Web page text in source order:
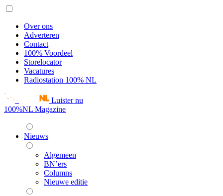
Over ons
Adverteren
Contact
100% Voordeel
Storelocator
Vacatures
Radiostation 100% NL
Luister nu
100%NL Magazine
Nieuws
Algemeen
BN’ers
Columns
Nieuwe editie